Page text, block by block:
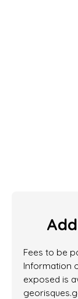
Fees to be
Information
exposed is